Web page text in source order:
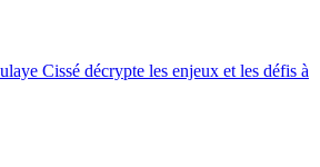
Cissé décrypte les enjeux et les défis à